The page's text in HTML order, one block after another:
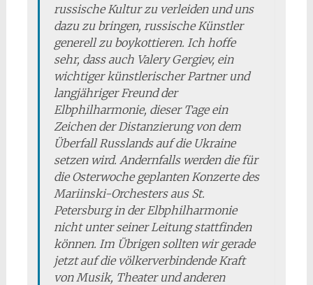
russische Kultur zu verleiden und uns
dazu zu bringen, russische Künstler
generell zu boykottieren. Ich hoffe
sehr, dass auch Valery Gergiev, ein
wichtiger künstlerischer Partner und
langjähriger Freund der
Elbphilharmonie, dieser Tage ein
Zeichen der Distanzierung von dem
Überfall Russlands auf die Ukraine
setzen wird. Andernfalls werden die für
die Osterwoche geplanten Konzerte des
Mariinski-Orchesters aus St.
Petersburg in der Elbphilharmonie
nicht unter seiner Leitung stattfinden
können. Im Übrigen sollten wir gerade
jetzt auf die völkerverbindende Kraft
von Musik, Theater und anderen